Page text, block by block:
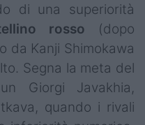
di una superiorità
rosso (dopo
da Kanji Shimokawa
Segna la meta del
Giorgi Javakhia,
quando i rivali